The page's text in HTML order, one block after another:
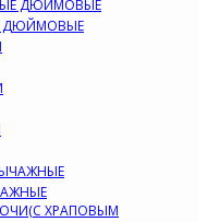
ДЮЙМОВЫЕ